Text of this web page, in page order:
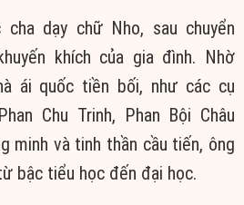
dạy chữ Nho, sau chuyển
khích của gia đình. Nhờ
ái quốc tiền bối, như các cụ
Chu Trinh, Phan Bội Châu
minh và tinh thần cầu tiến, ông
bậc tiểu học đến đại học.